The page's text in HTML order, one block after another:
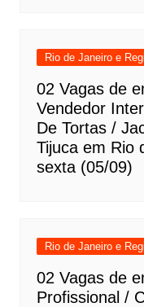
Rio de Janeiro e
02 Vagas de
Vendedor
De Tortas /
Tijuca em Rio
sexta (05/09)
Rio de Janeiro e
02 Vagas de
Profissional /